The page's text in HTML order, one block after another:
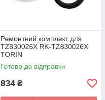
Peмoнтний комплект для
TZ830026X RK-TZ830026X
TORIN
Готово до відправки
834 ₴